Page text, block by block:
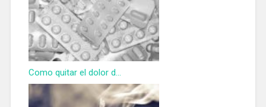
Como quitar el dolor d...